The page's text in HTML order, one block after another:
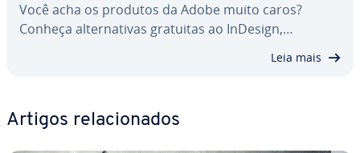
Você acha os produtos da Adobe muito caros?
Conheça al­ter­na­ti­vas gratuitas ao InDesign,…
Leia mais
Artigos re­la­ci­o­na­dos